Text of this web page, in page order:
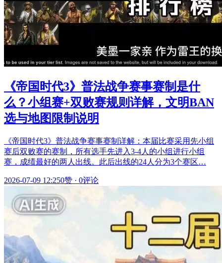
《帝国时代3》普法战争赛事赛制是什
么？小组赛+双败赛规则详解，文明BAN
选与地图限制说明
《帝国时代3》普法战争赛事赛制详解：本届比赛采用先小组
赛后双败赛的赛制，所有选手先进入3-4人的小组进行小组
赛，成绩最好的两人出线。此后出线的24人分为3个赛区…
2026-07-09 12:250赞 · 0评论